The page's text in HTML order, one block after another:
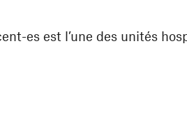
es est l’une des unités